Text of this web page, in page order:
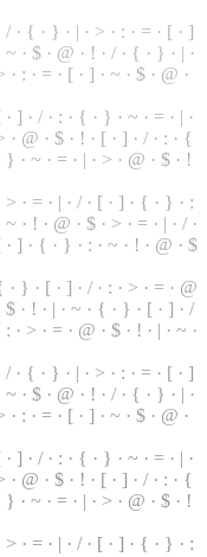
/ · { · } · | · > · : · = · [ · ]
~ · $ · @ · ! · / · { · } · | ·
· : · = · [ · ] · ~ · $ · @ ·
· ] · / · : · { · } · ~ · = · | ·
· @ · $ · ! · [ · ] · / · : · {
} · ~ · = · | · > · @ · $ · !
> · = · | · / · [ · ] · { · } · :
~ · ! · @ · $ · > · = · | · / ·
· ] · { · } · : · ~ · ! · @ · $
· } · [ · ] · / · : · > · = · @
$ · ! · | · ~ · { · } · [ · ] · /
· > · = · @ · $ · ! · | · ~ ·
/ · { · } · | · > · : · = · [ · ]
~ · $ · @ · ! · /· { · } · | ·
· : · = · [ · ] · ~ · $ · @ ·
· ] · / · : · { · } · ~ · = · | ·
· @ · $ · ! · [ · ] · / · : · {
} · ~ · = · | · > · @ · $ · !
> · = · | · / · [ · ] · { · } · :